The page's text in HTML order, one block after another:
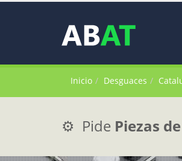
Inicio Desguaces
⚙️ Pide Piezas